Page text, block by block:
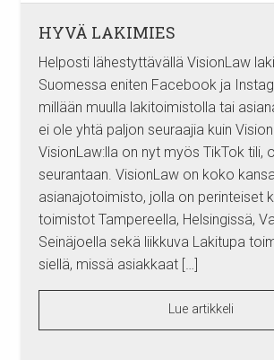
HYVÄ LAKIMIES
Helposti lähestyttävällä VisionLaw
Suomessa eniten Facebook ja
millään muulla lakitoimistolla tai
ei ole yhtä paljon seuraajia kuin
VisionLaw:lla on nyt myös TikTok tili,
seurantaan. VisionLaw on koko
asianajotoimisto, jolla on perinteiset
toimistot Tampereella, Helsingissä,
Seinäjoella sekä liikkuva Lakitupa
siellä, missä asiakkaat […]
Lue artikkeli